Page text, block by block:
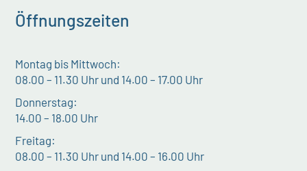
Öffnungszeiten
Montag bis Mittwoch:
08.00 – 11.30 Uhr und 14.00 – 17.00 Uhr
Donnerstag:
14.00 – 18.00 Uhr
Freitag:
08.00 – 11.30 Uhr und 14.00 – 16.00 Uhr